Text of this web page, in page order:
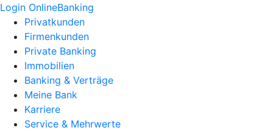
Login OnlineBanking
Privatkunden
Firmenkunden
Private Banking
Immobilien
Banking & Verträge
Meine Bank
Karriere
Service & Mehrwerte